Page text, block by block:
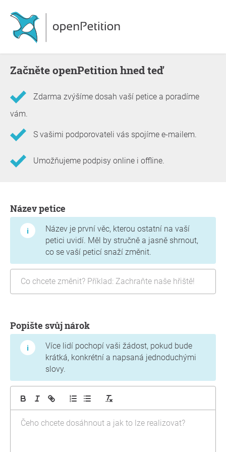
Začněte openPetition hned teď
Zdarma zvýšíme dosah vaší petice a poradíme
vám.
S vašimi podporovateli vás spojíme e-mailem.
Umožňujeme podpisy online i offline.
Název petice
Název je první věc, kterou ostatní na vaší
petici uvidí. Měl by stručně a jasně shrnout,
co se vaší peticí snaží změnit.
Popište svůj nárok
Více lidí pochopí vaši žádost, pokud bude
krátká, konkrétní a napsaná jednoduchými
slovy.